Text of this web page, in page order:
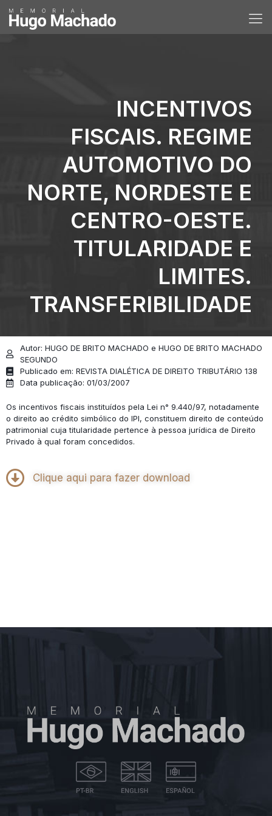
INCENTIVOS
FISCAIS. REGIME
AUTOMOTIVO DO
NORTE, NORDESTE E
CENTRO-OESTE.
TITULARIDADE E
LIMITES.
TRANSFERIBILIDADE
Autor: HUGO DE BRITO MACHADO e HUGO DE BRITO MACHADO
SEGUNDO
Publicado em: REVISTA DIALÉTICA DE DIREITO TRIBUTÁRIO 138
Data publicação: 01/03/2007
Os incentivos fiscais instituídos pela Lei n° 9.440/97, notadamente
o direito ao crédito simbólico do IPI, constituem direito de conteúdo
patrimonial cuja titularidade pertence à pessoa jurídica de Direito
Privado à qual foram concedidos.
Clique aqui para fazer download